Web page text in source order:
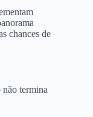
chances de
não termina